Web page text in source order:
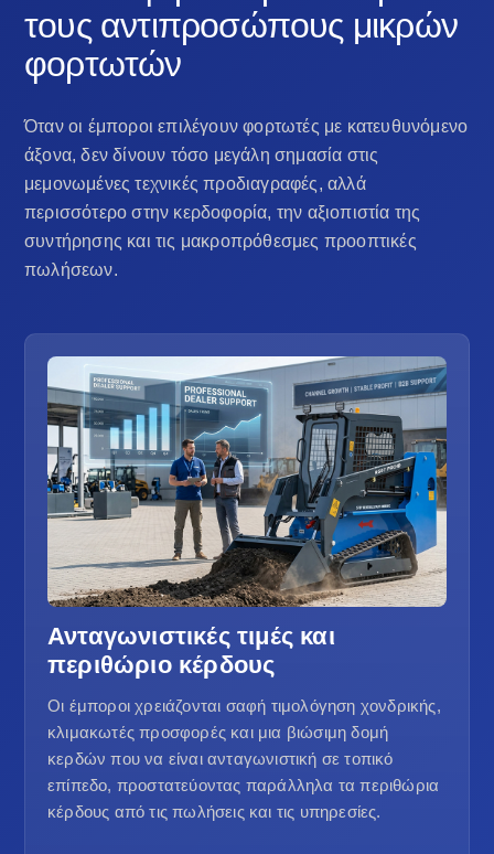
τους αντιπροσώπους μικρών
φορτωτών
Όταν οι έμποροι επιλέγουν φορτωτές με κατευθυνόμενο
άξονα, δεν δίνουν τόσο μεγάλη σημασία στις
μεμονωμένες τεχνικές προδιαγραφές, αλλά
περισσότερο στην κερδοφορία, την αξιοπιστία της
συντήρησης και τις μακροπρόθεσμες προοπτικές
πωλήσεων.
Ανταγωνιστικές τιμές και
περιθώριο κέρδους
Οι έμποροι χρειάζονται σαφή τιμολόγηση χονδρικής,
κλιμακωτές προσφορές και μια βιώσιμη δομή
κερδών που να είναι ανταγωνιστική σε τοπικό
επίπεδο, προστατεύοντας παράλληλα τα περιθώρια
κέρδους από τις πωλήσεις και τις υπηρεσίες.